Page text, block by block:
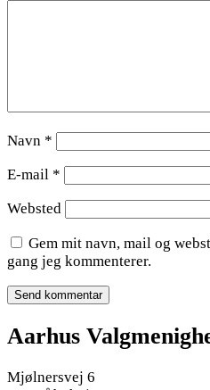
Navn *
E-mail *
Websted
Gem mit navn, mail og
gang jeg kommenterer.
Aarhus
Mjølnersvej 6